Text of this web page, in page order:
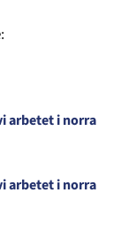
arbetet i norra
arbetet i norra